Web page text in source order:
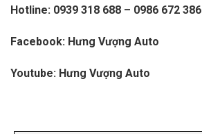
Hotline: 0939 318 688 – 0986 672 386
Facebook: Hưng Vượng Auto
Youtube: Hưng Vượng Auto